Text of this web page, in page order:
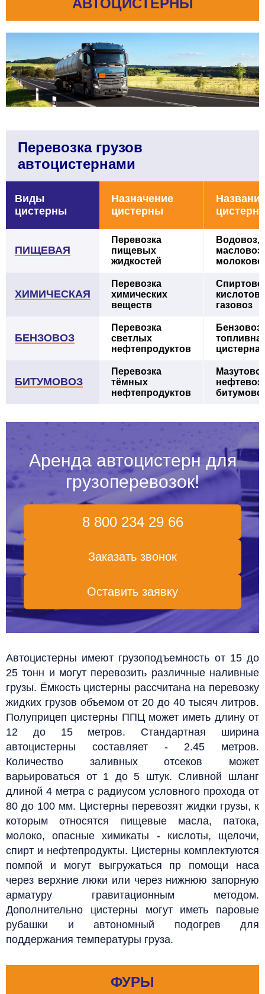
Перевозка грузов
автоцистернами
Виды
цистерны
Назначение
цистерны
ПИЩЕВАЯ
Перевозка
пищевых
жидкостей
Водовоз,
масловоз,
ХИМИЧЕСКАЯ
Перевозка
химических
веществ
газовоз
БЕНЗОВОЗ
Перевозка
светлых
нефтепродуктов
Бензовоз,
цистерна
БИТУМОВОЗ
Перевозка
тёмных
нефтепродуктов
нефтевоз,
Аренда автоцистерн для
грузоперевозок!
8 800 234 29 66
Заказать звонок
Оставить заявку
Автоцистерны имеют грузоподъемность от 15 до
25 тонн и могут перевозить различные наливные
грузы. Ёмкость цистерны рассчитана на перевозку
жидких грузов объемом от 20 до 40 тысяч литров.
Полуприцеп цистерны ППЦ может иметь длину от
12 до 15 метров. Стандартная ширина
автоцистерны составляет - 2.45 метров.
Количество заливных отсеков может
варьироваться от 1 до 5 штук. Сливной шланг
длиной 4 метра с радиусом условного прохода от
80 до 100 мм. Цистерны перевозят жидки грузы, к
которым относятся пищевые масла, патока,
молоко, опасные химикаты - кислоты, щелочи,
спирт и нефтепродукты. Цистерны комплектуются
помпой и могут выгружаться пр помощи наса
через верхние люки или через нижнюю запорную
арматуру гравитационным методом.
Дополнительно цистерны могут иметь паровые
рубашки и автономный подогрев для
поддержания температуры груза.
ФУРЫ